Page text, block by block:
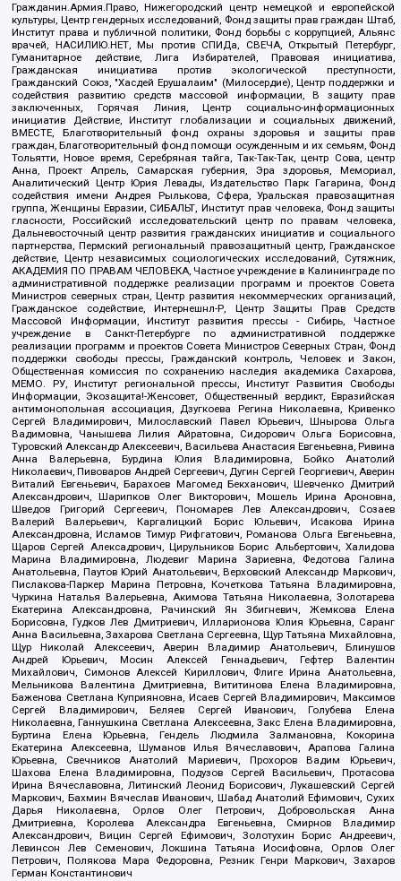
Гражданин.Армия.Право, Нижегородский центр немецкой и европейской
культуры, Центр гендерных исследований, Фонд защиты прав граждан Штаб,
Институт права и публичной политики, Фонд борьбы с коррупцией, Альянс
врачей, НАСИЛИЮ.НЕТ, Мы против СПИДа, СВЕЧА, Открытый Петербург,
Гуманитарное действие, Лига Избирателей, Правовая инициатива,
Гражданская инициатива против экологической преступности,
Гражданский Союз, "Хасдей Ерушалаим" (Милосердие), Центр поддержки и
содействия развитию средств массовой информации, В защиту прав
заключенных, Горячая Линия, Центр социально-информационных
инициатив Действие, Институт глобализации и социальных движений,
ВМЕСТЕ, Благотворительный фонд охраны здоровья и защиты прав
граждан, Благотворительный фонд помощи осужденным и их семьям, Фонд
Тольятти, Новое время, Серебряная тайга, Так-Так-Так, центр Сова, центр
Анна, Проект Апрель, Самарская губерния, Эра здоровья, Мемориал,
Аналитический Центр Юрия Левады, Издательство Парк Гагарина, Фонд
содействия имени Андрея Рылькова, Сфера, Уральская правозащитная
группа, Женщины Евразии, СИБАЛЬТ, Институт прав человека, Фонд защиты
гласности, Российский исследовательский центр по правам человека,
Дальневосточный центр развития гражданских инициатив и социального
партнерства, Пермский региональный правозащитный центр, Гражданское
действие, Центр независимых социологических исследований, Сутяжник,
АКАДЕМИЯ ПО ПРАВАМ ЧЕЛОВЕКА, Частное учреждение в Калининграде по
административной поддержке реализации программ и проектов Совета
Министров северных стран, Центр развития некоммерческих организаций,
Гражданское содействие, Интернешнл-Р, Центр Защиты Прав Средств
Массовой Информации, Институт развития прессы - Сибирь, Частное
учреждение в Санкт-Петербурге по административной поддержке
реализации программ и проектов Совета Министров Северных Стран, Фонд
поддержки свободы прессы, Гражданский контроль, Человек и Закон,
Общественная комиссия по сохранению наследия академика Сахарова,
МЕМО. РУ, Институт региональной прессы, Институт Развития Свободы
Информации, Экозащита!-Женсовет, Общественный вердикт, Евразийская
антимонопольная ассоциация, Дзугкоева Регина Николаевна, Кривенко
Сергей Владимирович, Милославский Павел Юрьевич, Шнырова Ольга
Вадимовна, Чанышева Лилия Айратовна, Сидорович Ольга Борисовна,
Туровский Александр Алексеевич, Васильева Анастасия Евгеньевна, Ривина
Анна Валерьевна, Бурдина Юлия Владимировна, Бойко Анатолий
Николаевич, Пивоваров Андрей Сергеевич, Дугин Сергей Георгиевич, Аверин
Виталий Евгеньевич, Барахоев Магомед Бекханович, Шевченко Дмитрий
Александрович, Шарипков Олег Викторович, Мошель Ирина Ароновна,
Шведов Григорий Сергеевич, Пономарев Лев Александрович, Созаев
Валерий Валерьевич, Каргалицкий Борис Юльевич, Исакова Ирина
Александровна, Исламов Тимур Рифгатович, Романова Ольга Евгеньевна,
Щаров Сергей Алексадрович, Цирульников Борис Альбертович, Халидова
Марина Владимировна, Людевиг Марина Зариевна, Федотова Галина
Анатольевна, Паутов Юрий Анатольевич, Верховский Александр Маркович,
Пислакова-Паркер Марина Петровна, Кочеткова Татьяна Владимировна,
Чуркина Наталья Валерьевна, Акимова Татьяна Николаевна, Золотарева
Екатерина Александровна, Рачинский Ян Збигневич, Жемкова Елена
Борисовна, Гудков Лев Дмитриевич, Илларионова Юлия Юрьевна, Саранг
Анна Васильевна, Захарова Светлана Сергеевна, Щур Татьяна Михайловна,
Щур Николай Алексеевич, Аверин Владимир Анатольевич, Блинушов
Андрей Юрьевич, Мосин Алексей Геннадьевич, Гефтер Валентин
Михайлович, Симонов Алексей Кириллович, Флиге Ирина Анатольевна,
Мельникова Валентина Дмитриевна, Вититинова Елена Владимировна,
Баженова Светлана Куприяновна, Исаев Сергей Владимирович, Максимов
Сергей Владимирович, Беляев Сергей Иванович, Голубева Елена
Николаевна, Ганнушкина Светлана Алексеевна, Закс Елена Владимировна,
Буртина Елена Юрьевна, Гендель Людмила Залмановна, Кокорина
Екатерина Алексеевна, Шуманов Илья Вячеславович, Арапова Галина
Юрьевна, Свечников Анатолий Мариевич, Прохоров Вадим Юрьевич,
Шахова Елена Владимировна, Подузов Сергей Васильевич, Протасова
Ирина Вячеславовна, Литинский Леонид Борисович, Лукашевский Сергей
Маркович, Бахмин Вячеслав Иванович, Шабад Анатолий Ефимович, Сухих
Дарья Николаевна, Орлов Олег Петрович, Добровольская Анна
Дмитриевна, Королева Александра Евгеньевна, Смирнов Владимир
Александрович, Вицин Сергей Ефимович, Золотухин Борис Андреевич,
Левинсон Лев Семенович, Локшина Татьяна Иосифовна, Орлов Олег
Петрович, Полякова Мара Федоровна, Резник Генри Маркович, Захаров
Герман Константинович